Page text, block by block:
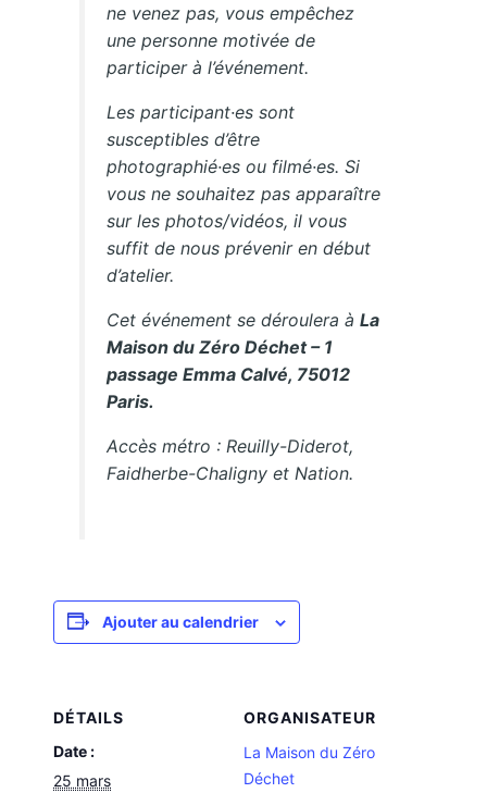
ne venez pas, vous empêchez
une personne motivée de
participer à l’événement.
Les participant·es sont
susceptibles d’être
photographié·es ou filmé·es. Si
vous ne souhaitez pas apparaître
sur les photos/vidéos, il vous
suffit de nous prévenir en début
d’atelier.
Cet événement se déroulera àLa
Maison du Zéro Déchet – 1
passage Emma Calvé, 75012
Paris.
Accès métro : Reuilly-Diderot,
Faidherbe-Chaligny et Nation.
Ajouter au calendrier
DÉTAILS
Date :
25 mars
ORGANISATEUR
La Maison du Zéro
Déchet